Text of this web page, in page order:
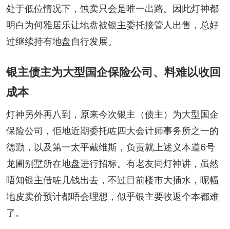
处于低位情况下，蚀卖只会是唯一出路。因此灯神都
明白为何雅居乐让地盘被银主委托接管人出售，总好
过继续持有地盘自行发展。
银主债主为大型国企保险公司、料难以收回
成本
灯神另外再八到，原来今次银主（债主）为大型国企
保险公司，佢地近期委托咗四大会计师事务所之一的
德勤，以及第一太平戴维斯，负责就上述义本道6号
龙圃别墅所在地盘进行招标。有老友同灯神讲，虽然
唔知银主借咗几钱出去，不过目前楼市大插水，呢幅
地皮卖价预计都唔会理想，似乎银主要收返个本都难
了。